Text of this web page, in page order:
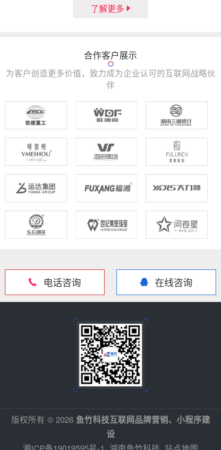
了解更多
合作客户展示
为客户创造更多价值，致力成为企业认可的互联网战略伙
伴
电话咨询 在线咨询
版权所有 © 2026 鱼竹科技互联网品牌营销、小程序建
设